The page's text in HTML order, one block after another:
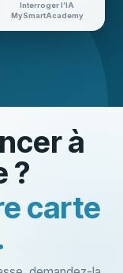
Interroger l’IA
MySmartAcademy
à
?
carte